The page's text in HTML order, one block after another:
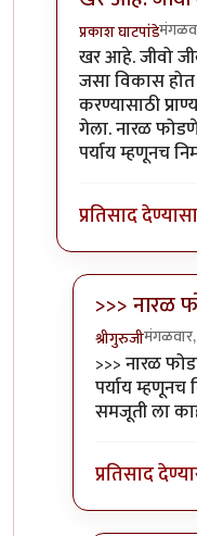
प्रकाश घाटपांडे
In reply to
खर आहे. जीवो
जसा विकास
करण्यासाठी
गेला. नारळ
पर्याय म्हणूनच
प्रतिसाद
>>> नारळ
श्रीगुरुजी
In reply to
>>> नारळ
पर्याय म्हणूनच
समजूती ला
प्रतिसाद